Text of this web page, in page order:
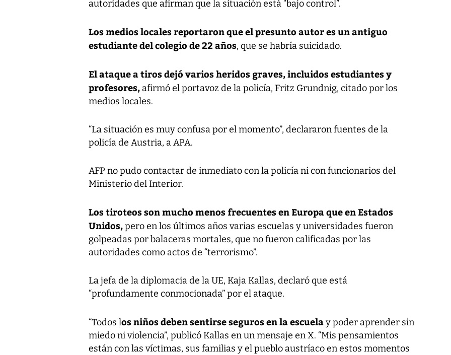
autoridades que afirman que la situación está “bajo control”.
Los medios locales reportaron que el presunto autor es un antiguo
estudiante del colegio de 22 años, que se habría suicidado.
El ataque a tiros dejó varios heridos graves, incluidos estudiantes y
profesores, afirmó el portavoz de la policía, Fritz Grundnig, citado por los
medios locales.
“La situación es muy confusa por el momento”, declararon fuentes de la
policía de Austria, a APA.
AFP no pudo contactar de inmediato con la policía ni con funcionarios del
Ministerio del Interior.
Los tiroteos son mucho menos frecuentes en Europa que en Estados
Unidos,pero en los últimos años varias escuelas y universidades fueron
golpeadas por balaceras mortales, que no fueron calificadas por las
autoridades como actos de “terrorismo”.
La jefa de la diplomacia de la UE, Kaja Kallas, declaró que está
“profundamente conmocionada” por el ataque.
“Todos los niños deben sentirse seguros en la escuelay poder aprender sin
miedo ni violencia”, publicó Kallas en un mensaje en X. “Mis pensamientos
están con las víctimas, sus familias y el pueblo austríaco en estos momentos